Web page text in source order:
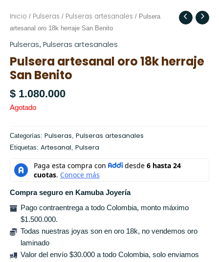
Inicio / Pulseras / Pulseras artesanales / Pulsera
artesanal oro 18k herraje San Benito
Pulseras, Pulseras artesanales
Pulsera artesanal oro 18k herraje
San Benito
$ 1.080.000
Agotado
Categorías: Pulseras Pulseras artesanales
Etiquetas: Artesanal Pulsera
Compra seguro en Kamuba Joyería
Pago contraentrega a todo Colombia, monto máximo
$1.500.000.
Todas nuestras joyas son en oro 18k, no vendemos oro
laminado
Valor del envío $30.000 a todo Colombia, solo enviamos